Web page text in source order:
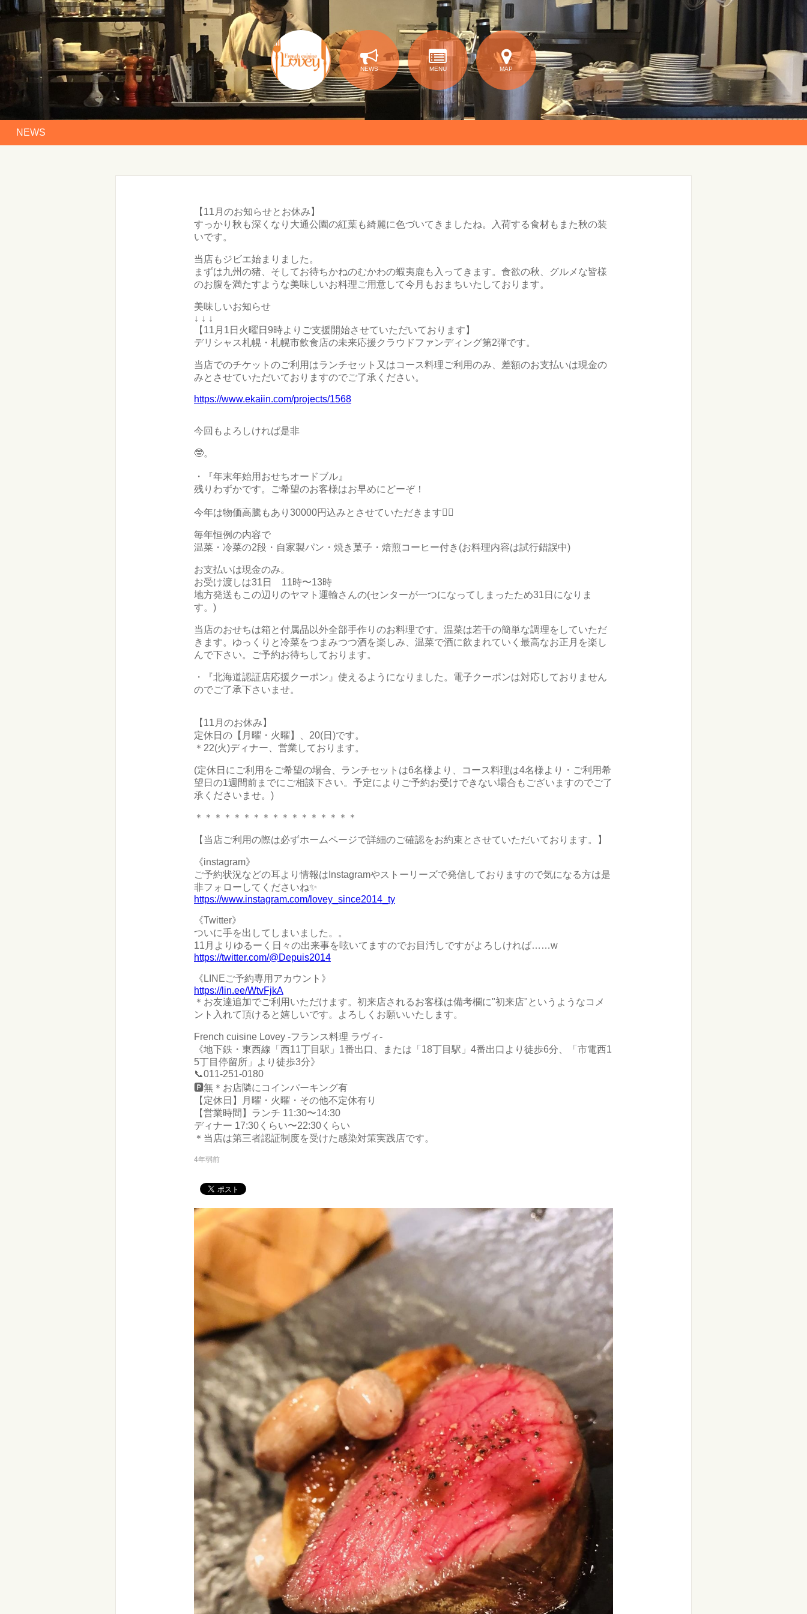
NEWS MENU MAP
NEWS
【11月のお知らせとお休み】
すっかり秋も深くなり大通公園の紅葉も綺麗に色づいてきましたね。入荷する食材もまた秋の装
いです。
当店もジビエ始まりました。
まずは九州の猪、そしてお待ちかねのむかわの蝦夷鹿も入ってきます。食欲の秋、グルメな皆様
のお腹を満たすような美味しいお料理ご用意して今月もおまちいたしております。
美味しいお知らせ
↓ ↓ ↓
【11月1日火曜日9時よりご支援開始させていただいております】
デリシャス札幌・札幌市飲食店の未来応援クラウドファンディング第2弾です。
当店でのチケットのご利用はランチセット又はコース料理ご利用のみ、差額のお支払いは現金の
みとさせていただいておりますのでご了承ください。
https://www.ekaiin.com/projects/1568
⁡今回もよろしければ是非
🤓。
・『年末年始用おせちオードブル』
残りわずかです。ご希望のお客様はお早めにどーぞ！
今年は物価高騰もあり30000円込みとさせていただきます🙇‍♂️
毎年恒例の内容で
温菜・冷菜の2段・自家製パン・焼き菓子・焙煎コーヒー付き(お料理内容は試行錯誤中)
お支払いは現金のみ。
お受け渡しは31日 11時〜13時
地方発送もこの辺りのヤマト運輸さんの(センターが一つになってしまったため31日になりま
す。)
当店のおせちは箱と付属品以外全部手作りのお料理です。温菜は若干の簡単な調理をしていただ
きます。ゆっくりと冷菜をつまみつつ酒を楽しみ、温菜で酒に飲まれていく最高なお正月を楽し
んで下さい。ご予約お待ちしております。
・『北海道認証店応援クーポン』使えるようになりました。電子クーポンは対応しておりません
のでご了承下さいませ。
【11月のお休み】
定休日の【月曜・火曜】、20(日)です。
＊22(火)ディナー、営業しております。
(定休日にご利用をご希望の場合、ランチセットは6名様より、コース料理は4名様より・ご利用希
望日の1週間前までにご相談下さい。予定によりご予約お受けできない場合もございますのでご了
承くださいませ。)
＊＊＊＊＊＊＊＊＊＊＊＊＊＊＊＊＊
【当店ご利用の際は必ずホームページで詳細のご確認をお約束とさせていただいております。】
《instagram》
ご予約状況などの耳より情報はInstagramやストーリーズで発信しておりますので気になる方は是
非フォローしてくださいね✨
https://www.instagram.com/lovey_since2014_ty
《Twitter》
ついに手を出してしまいました。。
11月よりゆるーく日々の出来事を呟いてますのでお目汚しですがよろしければ……w
https://twitter.com/@Depuis2014
《LINEご予約専用アカウント》
https://lin.ee/WtvFjkA
＊お友達追加でご利用いただけます。初来店されるお客様は備考欄に"初来店"というようなコメ
ント入れて頂けると嬉しいです。よろしくお願いいたします。
French cuisine Lovey -フランス料理 ラヴィ-
《地下鉄・東西線「西11丁目駅」1番出口、または「18丁目駅」4番出口より徒歩6分、「市電西1
5丁目停留所」より徒歩3分》
📞011-251-0180
🅿︎無＊お店隣にコインパーキング有
【定休日】月曜・火曜・その他不定休有り
【営業時間】ランチ 11:30〜14:30
ディナー 17:30くらい〜22:30くらい
＊当店は第三者認証制度を受けた感染対策実践店です。
4年弱前